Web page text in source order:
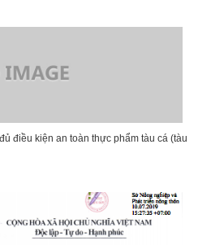
điều kiện an toàn thực phẩm tàu cá (tàu